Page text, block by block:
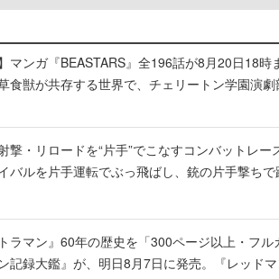
】マンガ『BEASTARS』全196話が8月20日18
食獣が共存する世界で、チェリートン学園演
撃・リロードを“片手”でこなすコンバットレ
バルを片手運転でぶっ飛ばし、銃の片手撃ち
トラマン』60年の歴史を「300ページ以上・フ
記録大鑑』が、明日8月7日に発売。『レッド